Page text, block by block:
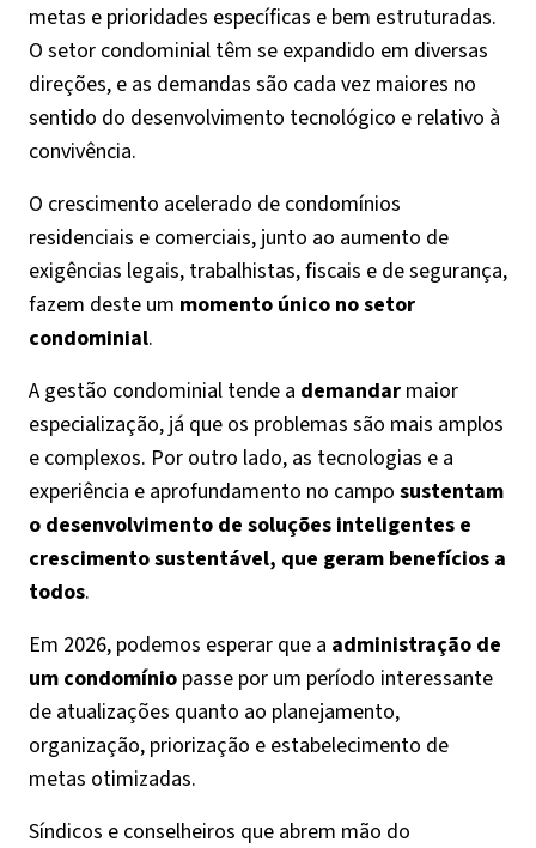
metas e prioridades específicas e bem estruturadas.
O setor condominial têm se expandido em diversas
direções, e as demandas são cada vez maiores no
sentido do desenvolvimento tecnológico e relativo à
convivência.
O crescimento acelerado de condomínios
residenciais e comerciais, junto ao aumento de
exigências legais, trabalhistas, fiscais e de segurança,
fazem deste um momento único no setor
condominial.
A gestão condominial tende a demandar maior
especialização, já que os problemas são mais amplos
e complexos. Por outro lado, as tecnologias e a
experiência e aprofundamento no campo sustentam
o desenvolvimento de soluções inteligentes e
crescimento sustentável, que geram benefícios a
todos.
Em 2026, podemos esperar que a administração de
um condomínio passe por um período interessante
de atualizações quanto ao planejamento,
organização, priorização e estabelecimento de
metas otimizadas.
Síndicos e conselheiros que abrem mão do